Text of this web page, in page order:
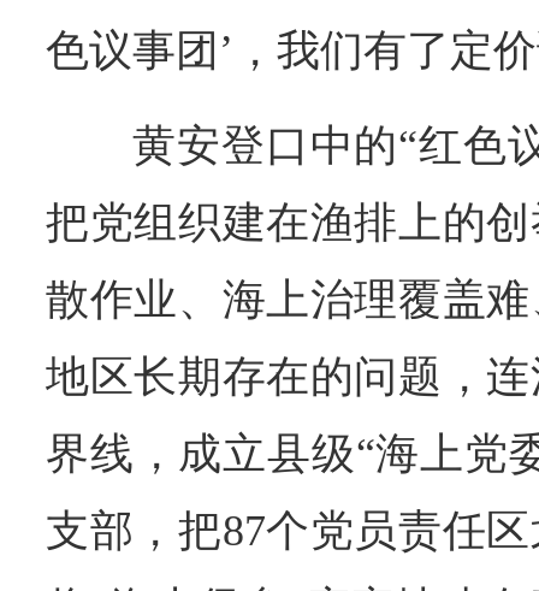
色议事团’，我们有了定
黄安登口中的“红色
把党组织建在渔排上的
散作业、海上治理覆盖
地区长期存在的问题，
界线，成立县级“海上党
支部，把87个党员责任